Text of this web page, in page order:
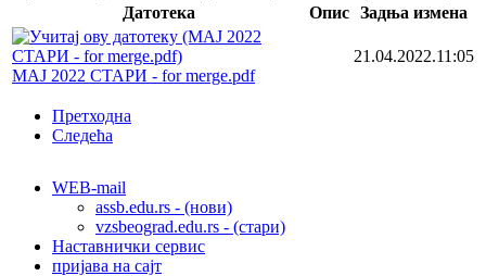
Датотека
Опис Задња измена
МАЈ 2022 СТАРИ - for merge.pdf
21.04.2022.11:05
Претходна
Следећа
WEB-mail
assb.edu.rs - (нови)
vzsbeograd.edu.rs - (стари)
Наставнички сервис
пријава на сајт